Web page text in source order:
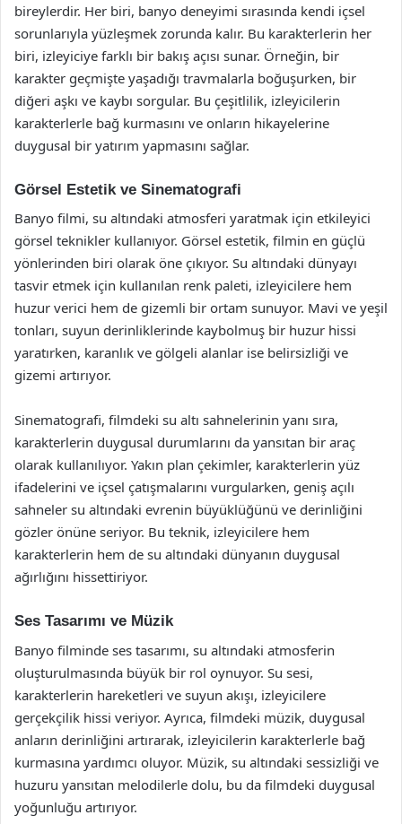
bireylerdir. Her biri, banyo deneyimi sırasında kendi içsel
sorunlarıyla yüzleşmek zorunda kalır. Bu karakterlerin her
biri, izleyiciye farklı bir bakış açısı sunar. Örneğin, bir
karakter geçmişte yaşadığı travmalarla boğuşurken, bir
diğeri aşkı ve kaybı sorgular. Bu çeşitlilik, izleyicilerin
karakterlerle bağ kurmasını ve onların hikayelerine
duygusal bir yatırım yapmasını sağlar.
Görsel Estetik ve Sinematografi
Banyo filmi, su altındaki atmosferi yaratmak için etkileyici
görsel teknikler kullanıyor. Görsel estetik, filmin en güçlü
yönlerinden biri olarak öne çıkıyor. Su altındaki dünyayı
tasvir etmek için kullanılan renk paleti, izleyicilere hem
huzur verici hem de gizemli bir ortam sunuyor. Mavi ve yeşil
tonları, suyun derinliklerinde kaybolmuş bir huzur hissi
yaratırken, karanlık ve gölgeli alanlar ise belirsizliği ve
gizemi artırıyor.
Sinematografi, filmdeki su altı sahnelerinin yanı sıra,
karakterlerin duygusal durumlarını da yansıtan bir araç
olarak kullanılıyor. Yakın plan çekimler, karakterlerin yüz
ifadelerini ve içsel çatışmalarını vurgularken, geniş açılı
sahneler su altındaki evrenin büyüklüğünü ve derinliğini
gözler önüne seriyor. Bu teknik, izleyicilere hem
karakterlerin hem de su altındaki dünyanın duygusal
ağırlığını hissettiriyor.
Ses Tasarımı ve Müzik
Banyo filminde ses tasarımı, su altındaki atmosferin
oluşturulmasında büyük bir rol oynuyor. Su sesi,
karakterlerin hareketleri ve suyun akışı, izleyicilere
gerçekçilik hissi veriyor. Ayrıca, filmdeki müzik, duygusal
anların derinliğini artırarak, izleyicilerin karakterlerle bağ
kurmasına yardımcı oluyor. Müzik, su altındaki sessizliği ve
huzuru yansıtan melodilerle dolu, bu da filmdeki duygusal
yoğunluğu artırıyor.